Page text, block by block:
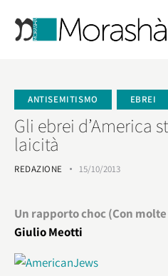
ANTISEMITISMO EBREI
Gli ebrei d’America
laicità
REDAZIONE 15/10/2013
Un rapporto choc (Con
Giulio Meotti